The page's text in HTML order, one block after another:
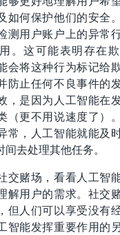
如何保护他们的安全
测用户账户上的异常
。这可能表明存在
会将这种行为标记给
防止任何不良事件的
，是因为人工智能在
（更不用说速度了）
常，人工智能就能及
去处理其他任务。
交赌场，看看人工智
解用户的需求。社交
但人们可以享受没有
智能发挥重要作用的